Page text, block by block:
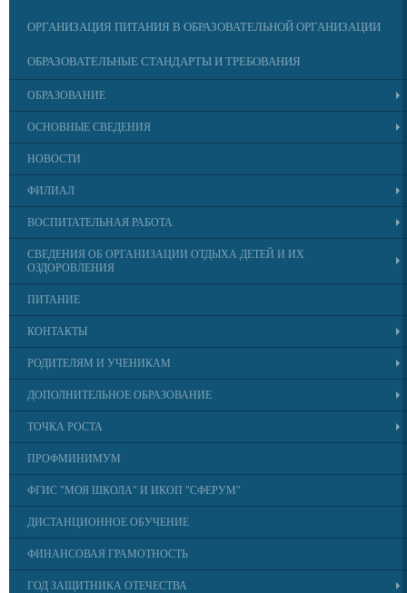
ОРГАНИЗАЦИЯ ПИТАНИЯ В ОБРАЗОВАТЕЛЬНОЙ ОРГАНИЗАЦИИ
ОБРАЗОВАТЕЛЬНЫЕ СТАНДАРТЫ И ТРЕБОВАНИЯ
ОБРАЗОВАНИЕ
ОСНОВНЫЕ СВЕДЕНИЯ
НОВОСТИ
ФИЛИАЛ
ВОСПИТАТЕЛЬНАЯ РАБОТА
СВЕДЕНИЯ ОБ ОРГАНИЗАЦИИ ОТДЫХА ДЕТЕЙ И ИХ
ОЗДОРОВЛЕНИЯ
ПИТАНИЕ
КОНТАКТЫ
РОДИТЕЛЯМ И УЧЕНИКАМ
ДОПОЛНИТЕЛЬНОЕ ОБРАЗОВАНИЕ
ТОЧКА РОСТА
ПРОФМИНИМУМ
ФГИС "МОЯ ШКОЛА" И ИКОП "СФЕРУМ"
ДИСТАНЦИОННОЕ ОБУЧЕНИЕ
ФИНАНСОВАЯ ГРАМОТНОСТЬ
ГОД ЗАЩИТНИКА ОТЕЧЕСТВА